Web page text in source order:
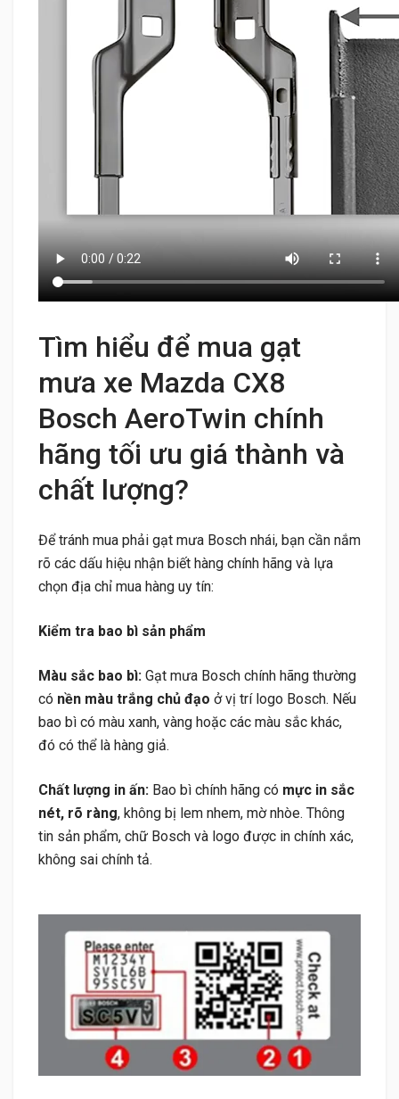
Tìm hiểu để mua gạt
mưa xe Mazda CX8
Bosch AeroTwin chính
hãng tối ưu giá thành và
chất lượng?
Để tránh mua phải gạt mưa Bosch nhái, bạn cần nắm
rõ các dấu hiệu nhận biết hàng chính hãng và lựa
chọn địa chỉ mua hàng uy tín:
Kiểm tra bao bì sản phẩm
Màu sắc bao bì: Gạt mưa Bosch chính hãng thường
có nền màu trắng chủ đạo ở vị trí logo Bosch. Nếu
bao bì có màu xanh, vàng hoặc các màu sắc khác,
đó có thể là hàng giả.
Chất lượng in ấn: Bao bì chính hãng có mực in sắc
nét, rõ ràng, không bị lem nhem, mờ nhòe. Thông
tin sản phẩm, chữ Bosch và logo được in chính xác,
không sai chính tả.